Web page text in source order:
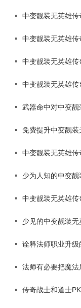
中变靓装无英雄
中变靓装无英雄
中变靓装无英雄
中变靓装无英雄
武器命中对中变
免费提升中变靓
中变靓装无英雄
少为人知的中变
中变靓装无英雄
少见的中变靓装
诠释法师职业升级
法师有必要把魔
传奇战士和道士